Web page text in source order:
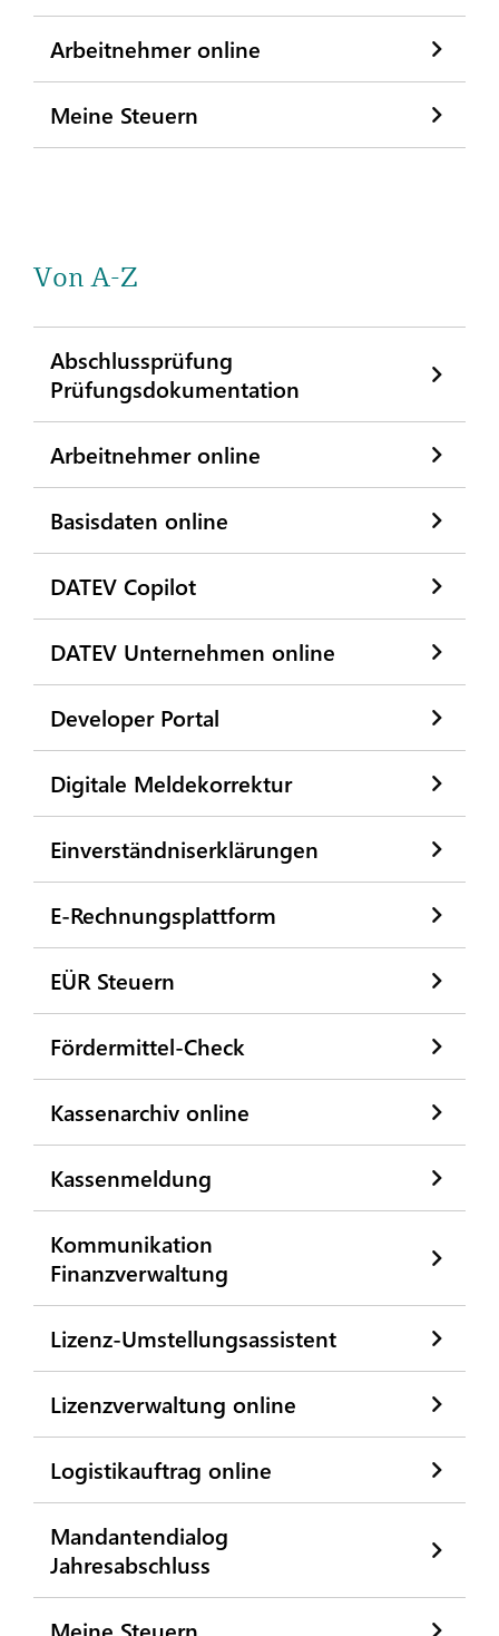
Arbeitnehmer online
Meine Steuern
Von A-Z
Abschlussprüfung
Prüfungsdokumentation
Arbeitnehmer online
Basisdaten online
DATEV Copilot
DATEV Unternehmen online
Developer Portal
Digitale Meldekorrektur
Einverständniserklärungen
E-Rechnungsplattform
EÜR Steuern
Fördermittel-Check
Kassenarchiv online
Kassenmeldung
Kommunikation
Finanzverwaltung
Lizenz-Umstellungsassistent
Lizenzverwaltung online
Logistikauftrag online
Mandantendialog
Jahresabschluss
Meine Steuern